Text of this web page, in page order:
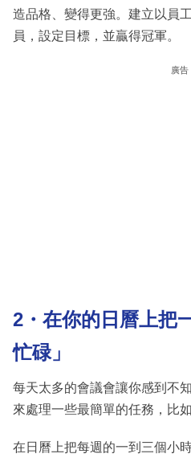
造品格、變得更強。建立以員
員，設定目標，並贏得冠軍。
廣告
2・在你的日曆上把
忙碌」
每天太多的會議會讓你感到不
來處理一些最簡單的任務，比
在日曆上把每週的一到三個小